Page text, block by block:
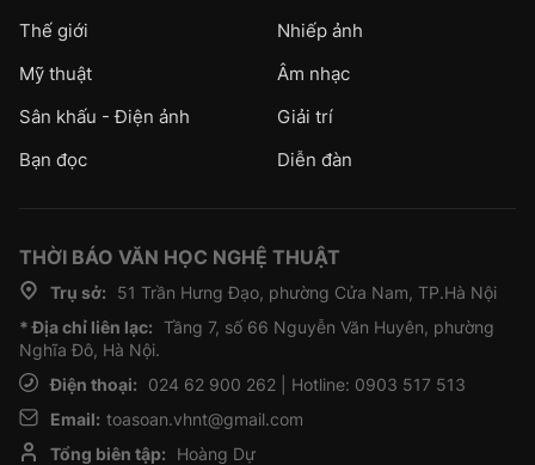
Thế giới
Nhiếp ảnh
Mỹ thuật
Âm nhạc
Sân khấu - Điện ảnh
Giải trí
Bạn đọc
Diễn đàn
THỜI BÁO VĂN HỌC NGHỆ THUẬT
Trụ sở:
51 Trần Hưng Đạo, phường Cửa Nam, TP.Hà Nội
* Địa chỉ liên lạc: Tầng 7, số 66 Nguyễn Văn Huyên, phường
Nghĩa Đô, Hà Nội.
Điện thoại:
024 62 900 262 | Hotline: 0903 517 513
Email: toasoan.vhnt@gmail.com
Tổng biên tập:
Hoàng Dự